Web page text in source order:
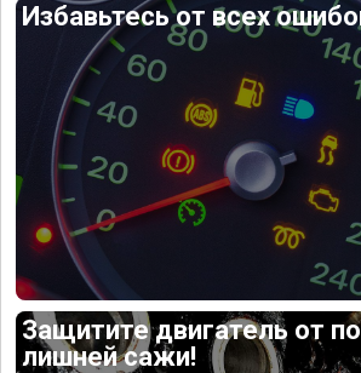
Избавьтесь от всех
Защитите двигатель от
лишней сажи!